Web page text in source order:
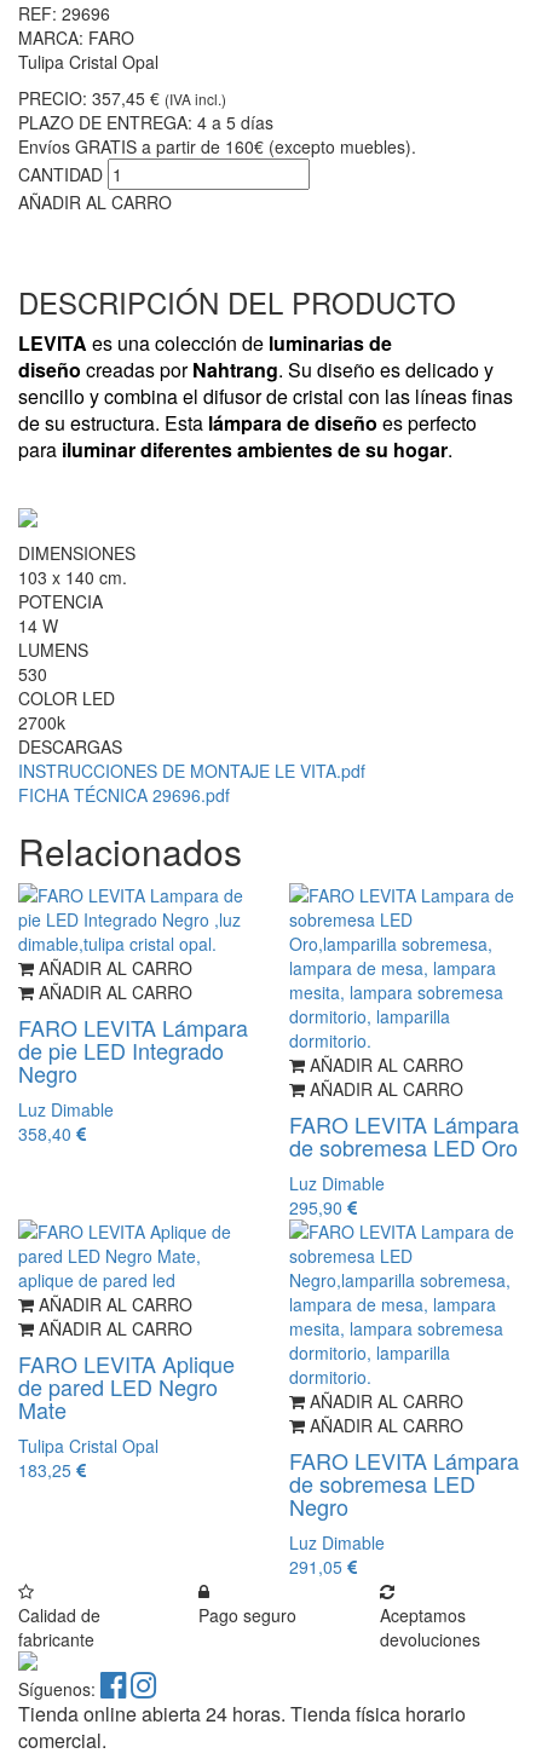
REF: 29696
MARCA: FARO
Tulipa Cristal Opal
PRECIO: 357,45 € (IVA incl.)
PLAZO DE ENTREGA: 4 a 5 días
Envíos GRATIS a partir de 160€ (excepto muebles).
CANTIDAD
AÑADIR AL CARRO
DESCRIPCIÓN DEL PRODUCTO
LEVITA es una colección de luminarias de
diseño creadas porNahtrang. Su diseño es delicado y
sencillo y combina el difusor de cristal con las líneas finas
de su estructura. Esta lámparade diseño es perfecto
para iluminar diferentes ambientes de su hogar.
DIMENSIONES
103 x 140 cm.
POTENCIA
14 W
LUMENS
530
COLOR LED
2700k
DESCARGAS
INSTRUCCIONES DE MONTAJE LE VITA.pdf
FICHA TÉCNICA 29696.pdf
Relacionados
AÑADIR AL CARRO
AÑADIR AL CARRO
FARO LEVITA Lámpara
de pie LED Integrado
Negro
Luz Dimable
358,40
AÑADIR AL CARRO
AÑADIR AL CARRO
FARO LEVITA Lámpara
de sobremesa LED Oro
Luz Dimable
295,90
AÑADIR AL CARRO
AÑADIR AL CARRO
FARO LEVITA Aplique
de pared LED Negro
Mate
Tulipa Cristal Opal
183,25
AÑADIR AL CARRO
AÑADIR AL CARRO
FARO LEVITA Lámpara
de sobremesa LED
Negro
Luz Dimable
291,05
Calidad de
fabricante
Pago seguro
Aceptamos
devoluciones
Síguenos:
Tienda online abierta 24 horas. Tienda física horario
comercial.